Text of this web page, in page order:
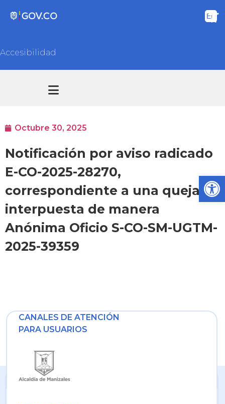
Accesibilidad
Octubre 30, 2025
Notificación por aviso radicado
E-CO-2025-28270,
correspondiente a una queja
interpuesta de manera
Anónima Oficio S-CO-SM-UGTM-
2025-39359
CANALES DE ATENCIÓN
PARA USUARIOS